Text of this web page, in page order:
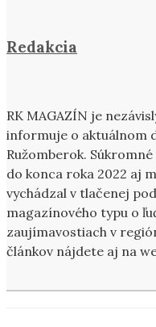
Redakcia
RK MAGAZÍN je
informuje o aktuálnom
Ružomberok. Súkromné
do konca roka 2022 aj
vychádzal v tlačenej
magazínového typu o
zaujímavostiach v
článkov nájdete aj na